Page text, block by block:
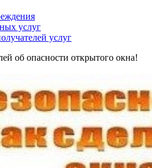
услуг
услуг
об опасности открытого окна!